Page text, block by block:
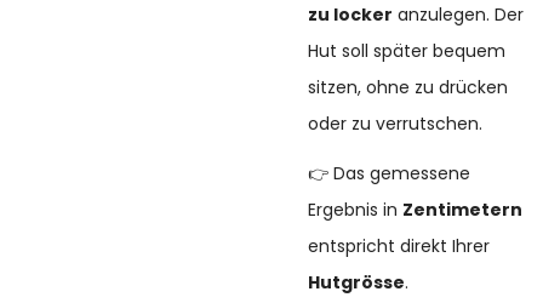
zu locker anzulegen. Der
Hut soll später bequem
sitzen, ohne zu drücken
oder zu verrutschen.
👉 Das gemessene
Ergebnis in Zentimetern
entspricht direkt Ihrer
Hutgrösse.